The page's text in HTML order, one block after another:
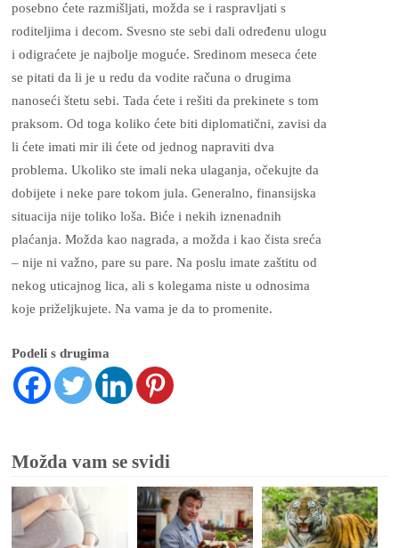
posebno ćete razmišljati, možda se i raspravljati s
roditeljima i decom. Svesno ste sebi dali određenu ulogu
i odigraćete je najbolje moguće. Sredinom meseca ćete
se pitati da li je u redu da vodite računa o drugima
nanoseći štetu sebi. Tada ćete i rešiti da prekinete s tom
praksom. Od toga koliko ćete biti diplomatični, zavisi da
li ćete imati mir ili ćete od jednog napraviti dva
problema. Ukoliko ste imali neka ulaganja, očekujte da
dobijete i neke pare tokom jula. Generalno, finansijska
situacija nije toliko loša. Biće i nekih iznenadnih
plaćanja. Možda kao nagrada, a možda i kao čista sreća
– nije ni važno, pare su pare. Na poslu imate zaštitu od
nekog uticajnog lica, ali s kolegama niste u odnosima
koje priželjkujete. Na vama je da to promenite.
Podeli s drugima
Možda vam se svidi